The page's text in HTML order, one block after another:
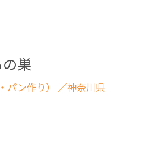
巣
ン作り） ／神奈川県